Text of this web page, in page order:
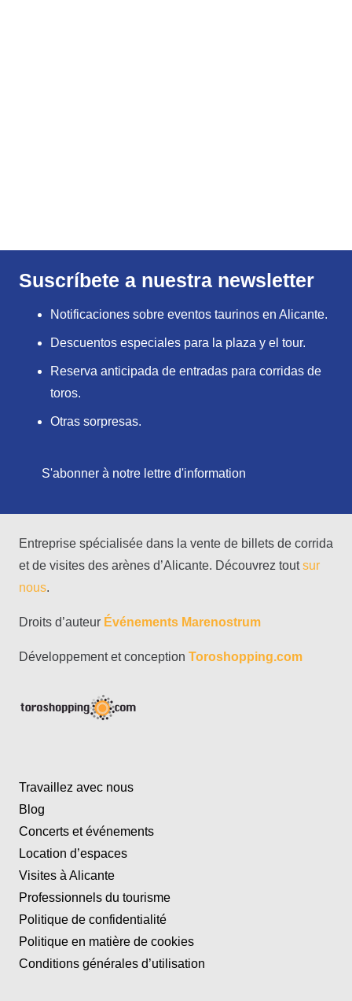
Suscríbete a nuestra newsletter
Notificaciones sobre eventos taurinos en Alicante.
Descuentos especiales para la plaza y el tour.
Reserva anticipada de entradas para corridas de
toros.
Otras sorpresas.
S'abonner à notre lettre d'information
Entreprise spécialisée dans la vente de billets de corrida
et de visites des arènes d’Alicante. Découvrez toutsur
nous.
Droits d’auteur Événements Marenostrum
Développement et conception Toroshopping.com
Travaillez avec nous
Blog
Concerts et événements
Location d’espaces
Visites à Alicante
Professionnels du tourisme
Politique de confidentialité
Politique en matière de cookies
Conditions générales d’utilisation